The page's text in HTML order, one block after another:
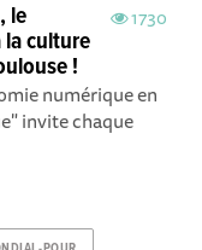
1730
le
culture
!
numérique en
invite chaque